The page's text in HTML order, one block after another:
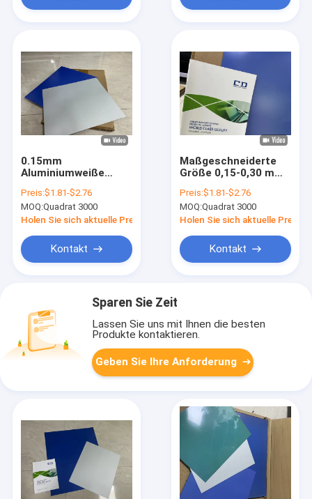
0.15mm
Aluminiumweiße
Druckplatte für
Offsetdruck
Preis:$1.81-$2.76
MOQ:Quadrat 3000
Holen Sie sich aktuelle Preis
Kontakt
Maßgeschneiderte
Größe 0,15-0,30 mm
Offsetdruck
Preis:$1.81-$2.76
MOQ:Quadrat 3000
Holen Sie sich aktuelle Preis
Kontakt
Sparen Sie Zeit
Lassen Sie uns mit Ihnen die besten
Produkte kontaktieren.
Geben Sie Ihre Anforderung